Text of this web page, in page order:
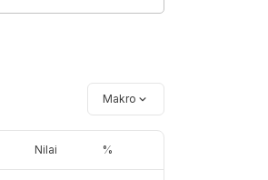
Makro
Nilai %